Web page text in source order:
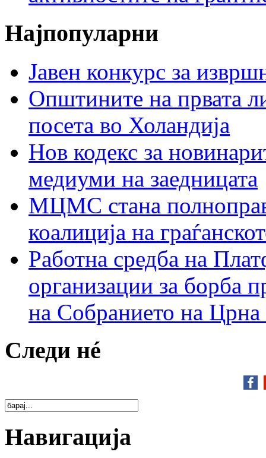
Најпопуларни
Јавен конкурс за
Општините на првата
посета во Холандија
Нов кодекс за
медиуми на заедницата
МЦМС стана
коалиција на
Работна средба на
организации за борба
на Собранието на Црна
Следи нé
Навигација